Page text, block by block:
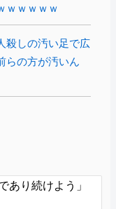
ｗｗｗｗｗ
殺しの汚い足で広
らの方が汚いん
あり続けよう」